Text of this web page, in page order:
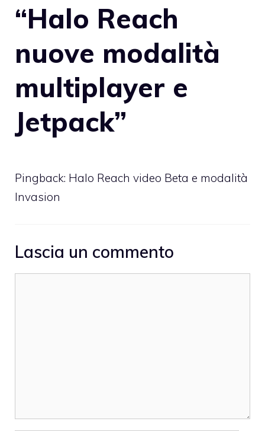
“Halo Reach
nuove modalità
multiplayer e
Jetpack”
Pingback: Halo Reach video Beta e modalità
Invasion
Lascia un commento